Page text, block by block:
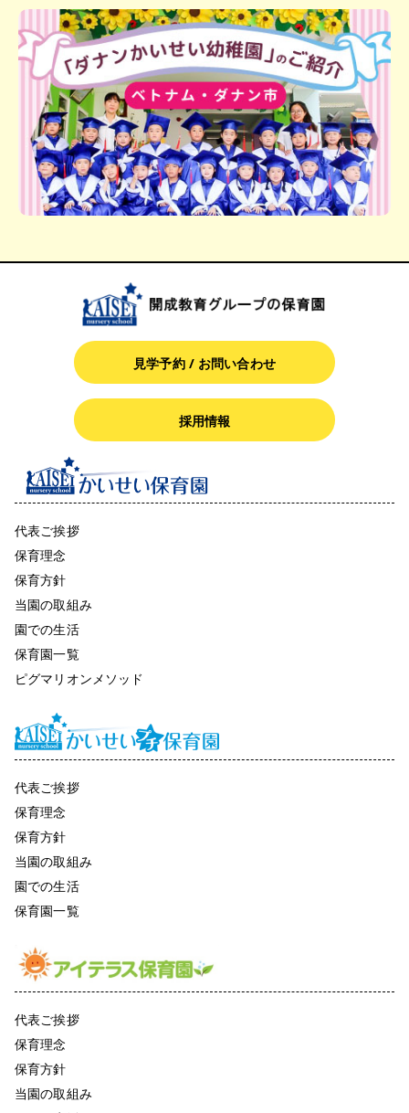
見学予約 / お問い合わせ
採用情報
代表ご挨拶
保育理念
保育方針
当園の取組み
園での生活
保育園一覧
ピグマリオンメソッド
代表ご挨拶
保育理念
保育方針
当園の取組み
園での生活
保育園一覧
代表ご挨拶
保育理念
保育方針
当園の取組み